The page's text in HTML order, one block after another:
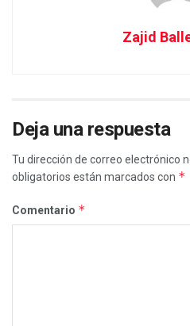
Zajid
Deja una respuesta
Tu dirección de correo electrónico
obligatorios están marcados con *
Comentario *